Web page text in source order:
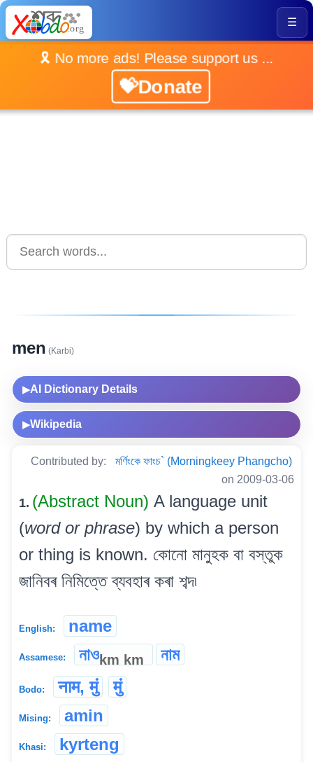
☰
🎗️ No more ads! Please support us ...
💝Donate
men (Karbi)
▶AI Dictionary Details
▶Wikipedia
Contributed by:
মৰ্ণিংকে ফাংচ` (Morningkeey Phangcho)
on 2009-03-06
1. (Abstract Noun) A language unit
(word or phrase) by which a person
or thing is known. কোনো মানুহক বা বস্তুক
জানিবৰ নিমিত্তে ব্যবহাৰ কৰা শব্দ৷
English: name
Assamese: নাওkm km নাম
Bodo: नाम, मुं मुं
Mising: amin
Khasi: kyrteng